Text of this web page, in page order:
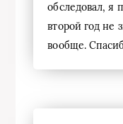
обследовал, я
второй год не
вообще.